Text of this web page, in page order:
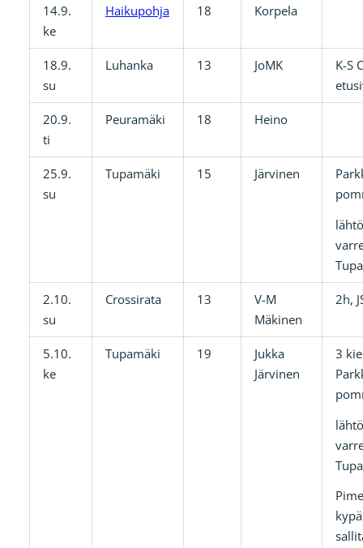
14.9.
ke
Haikupohja 18 Korpela
18.9.
su
Luhanka 13 JoMK
K-S
20.9.
ti
Peuramäki 18 Heino
25.9.
su
Tupamäki 15 Järvinen
2.10.
su
Crossirata 13
V-M
Mäkinen
2h,
5.10.
ke
Tupamäki 19
Jukka
Järvinen
3